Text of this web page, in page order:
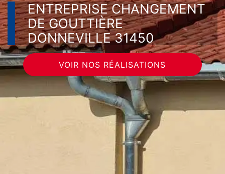
ENTREPRISE CHANGEMENT
DE GOUTTIÈRE
DONNEVILLE 31450
VOIR NOS RÉALISATIONS